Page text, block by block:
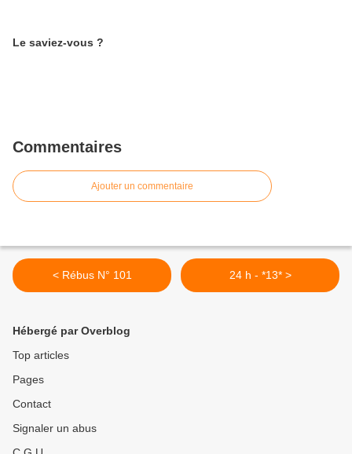
Le saviez-vous ?
Commentaires
Ajouter un commentaire
< Rébus N° 101 24 h - *13* >
Hébergé par Overblog
Top articles
Pages
Contact
Signaler un abus